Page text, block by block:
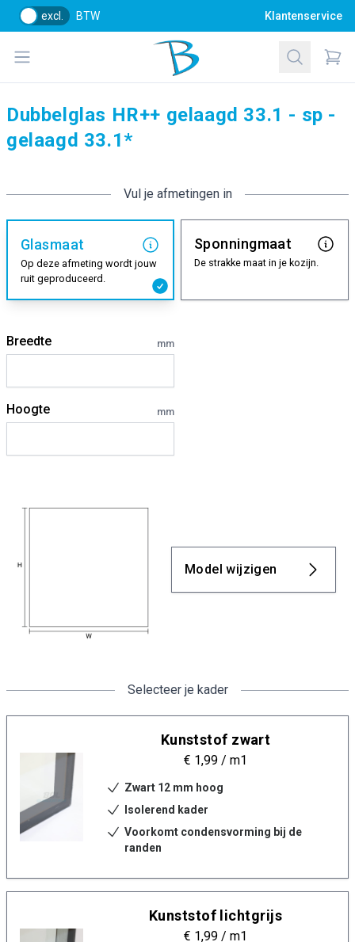
excl. BTW Klantenservice
Open menu
Bol Glascentrum B.V.
Zoeken
Dubbelglas HR++ gelaagd 33.1 - sp -
gelaagd 33.1*
Vul je afmetingen in
Glasmaat
Op deze afmeting wordt jouw
ruit geproduceerd.
Sponningmaat
De strakke maat in je kozijn.
Breedte mm
Hoogte mm
Model wijzigen
Selecteer je kader
Kunststof zwart
€ 1,99 / m1
Zwart 12 mm hoog
Isolerend kader
Voorkomt condensvorming bij de
randen
Kunststof lichtgrijs
€ 1,99 / m1